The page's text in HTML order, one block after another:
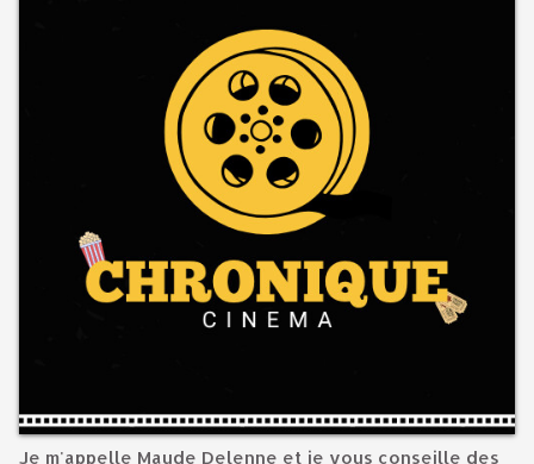
Je m'appelle Maude Delenne et je vous conseille des